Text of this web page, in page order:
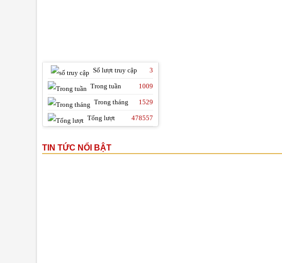
Số lượt truy cập 3
Trong tuần 1009
Trong tháng 1529
Tổng lượt 478557
TIN TỨC NỔI BẬT